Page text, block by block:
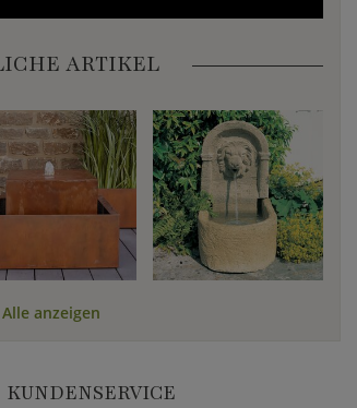
ARTIKEL
Alle anzeigen
KUNDENSERVICE